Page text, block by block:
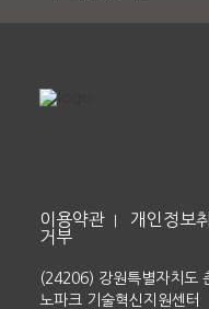
이용약관 개인정보
거부
(24206) 강원특별자치도
노파크 기술혁신지원센터